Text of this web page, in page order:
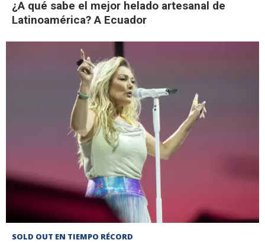
¿A qué sabe el mejor helado artesanal de
Latinoamérica? A Ecuador
SOLD OUT EN TIEMPO RÉCORD